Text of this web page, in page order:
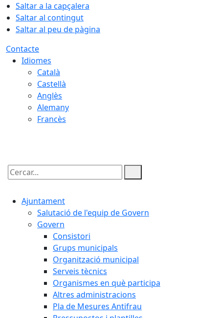
Saltar a la capçalera
Saltar al contingut
Saltar al peu de pàgina
Contacte
Idiomes
Català
Castellà
Anglès
Alemany
Francès
Cercar:
Ajuntament
Salutació de l'equip de Govern
Govern
Consistori
Grups municipals
Organització municipal
Serveis tècnics
Organismes en què participa
Altres administracions
Pla de Mesures Antifrau